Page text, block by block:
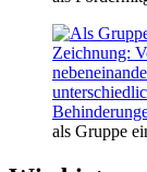
als Gruppe